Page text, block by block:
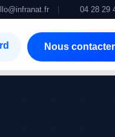
04 28 29
Nous contacter